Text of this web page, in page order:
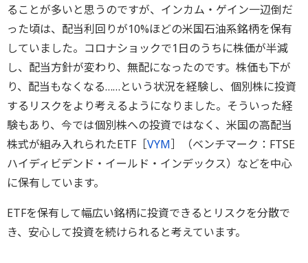
ることが多いと思うのですが、インカム・ゲイン一辺倒だ
った頃は、配当利回りが10%ほどの米国石油系銘柄を保有
していました。コロナショックで1日のうちに株価が半減
し、配当方針が変わり、無配になったのです。株価も下が
り、配当もなくなる……という状況を経験し、個別株に投資
するリスクをより考えるようになりました。そういった経
験もあり、今では個別株への投資ではなく、米国の高配当
株式が組み入れられたETF［VYM］（ベンチマーク：FTSE
ハイディビデンド・イールド・インデックス）などを中心
に保有しています。
ETFを保有して幅広い銘柄に投資できるとリスクを分散で
き、安心して投資を続けられると考えています。